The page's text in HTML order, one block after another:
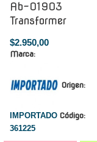
Ab-01903
Transformer
$2.950,00
Marca:
Origen:
IMPORTADO Código:
361225